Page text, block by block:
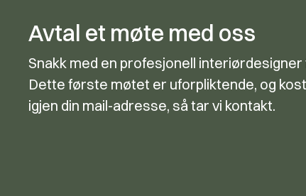
Avtal et møte med oss
Snakk med en profesjonell
Dette første møtet er uforpliktende, og
igjen din mail-adresse, så tar vi kontakt.